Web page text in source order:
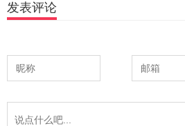
发表评论